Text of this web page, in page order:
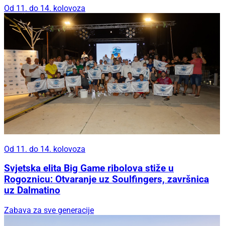
Od 11. do 14. kolovoza
Od 11. do 14. kolovoza
Svjetska elita Big Game ribolova stiže u
Rogoznicu: Otvaranje uz Soulfingers, završnica
uz Dalmatino
Zabava za sve generacije